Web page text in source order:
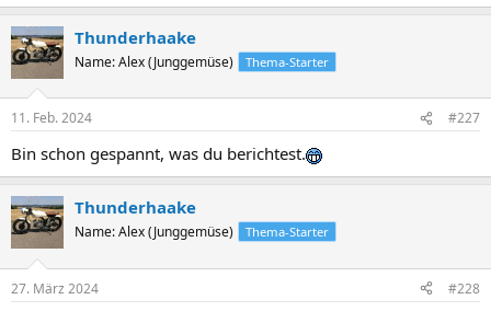
Thunderhaake
Name: Alex (Junggemüse) Thema-Starter
11. Feb. 2024 #227
Bin schon gespannt, was du berichtest.
Thunderhaake
Name: Alex (Junggemüse) Thema-Starter
27. März 2024 #228